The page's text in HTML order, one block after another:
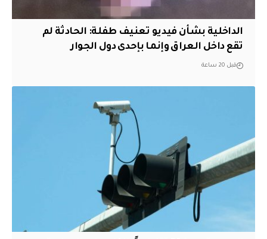
الداخلية بشأن فيديو تعنيف طفلة: الحادثة لم
تقع داخل العراق وإنما بإحدى دول الجوار
قبل 20 ساعة